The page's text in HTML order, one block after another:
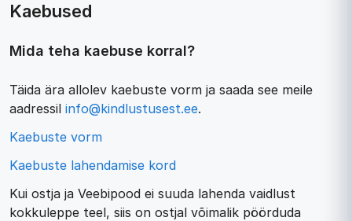
Kaebused
Mida teha kaebuse korral?
Täida ära allolev kaebuste vorm ja saada see meile
aadressil info@kindlustusest.ee.
Kaebuste vorm
Kaebuste lahendamise kord
Kui ostja ja Veebipood ei suuda lahenda vaidlust
kokkuleppe teel, siis on ostjal võimalik pöörduda